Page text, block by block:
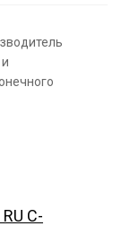
C-